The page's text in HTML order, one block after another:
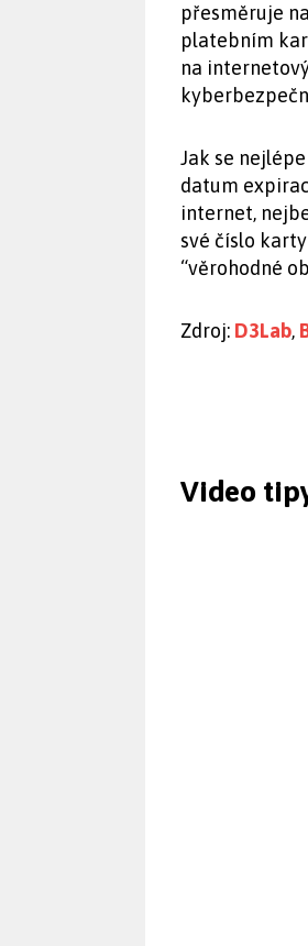
přesměruje
platebním
na
Jak se
datum
internet,
své číslo
“věrohodné
Zdroj: D3Lab,
Video